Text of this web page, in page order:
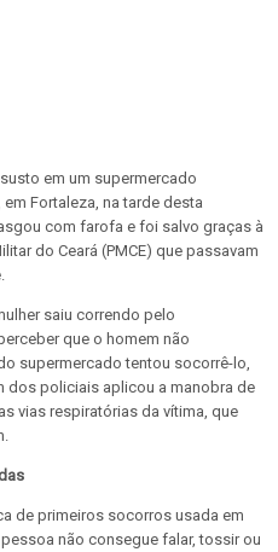
em um supermercado
Fortaleza, na tarde desta
com farofa e foi salvo graças à
do Ceará (PMCE) que passavam
saiu correndo pelo
que o homem não
supermercado tentou socorrê-lo,
dos policiais aplicou a manobra de
vias respiratórias da vítima, que
de primeiros socorros usada em
não consegue falar, tossir ou